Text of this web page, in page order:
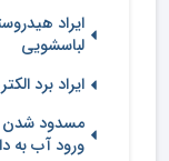
ایراد
لباسشویی
ایراد برد
مسدود شدن
ورود آب به